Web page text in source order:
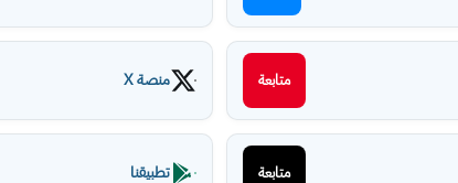
متابعة منصة X
متابعة تطبيقنا